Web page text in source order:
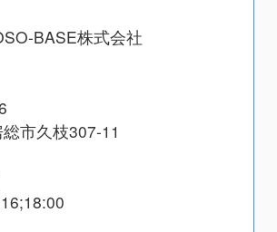
BASE株式会社
市久枝307-11